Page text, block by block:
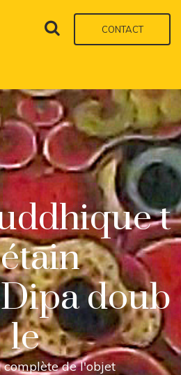
CONTACT
t
doub
le
complète de l'objet